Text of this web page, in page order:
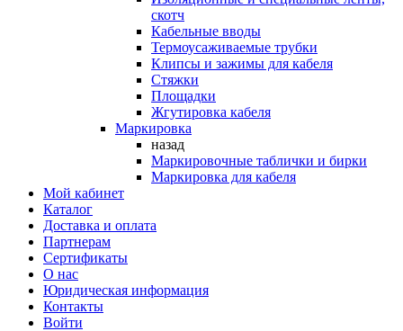
скотч
Кабельные вводы
Термоусаживаемые трубки
Клипсы и зажимы для кабеля
Стяжки
Площадки
Жгутировка кабеля
Маркировка
назад
Маркировочные таблички и бирки
Маркировка для кабеля
Мой кабинет
Каталог
Доставка и оплата
Партнерам
Сертификаты
О нас
Юридическая информация
Контакты
Войти